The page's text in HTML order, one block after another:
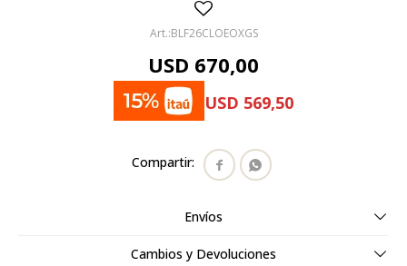
BLF26CLOEOXGS
USD 670,00
USD 569,50
 
Envíos
Cambios y Devoluciones